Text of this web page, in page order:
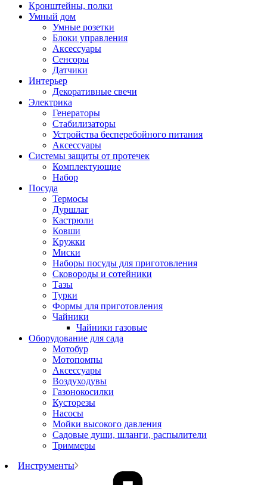
Кронштейны, полки
Умный дом
Умные розетки
Блоки управления
Аксессуары
Сенсоры
Датчики
Интерьер
Декоративные свечи
Электрика
Генераторы
Стабилизаторы
Устройства бесперебойного питания
Аксессуары
Системы защиты от протечек
Комплектующие
Набор
Посуда
Термосы
Дуршлаг
Кастрюли
Ковши
Кружки
Миски
Наборы посуды для приготовления
Сковороды и сотейники
Тазы
Турки
Формы для приготовления
Чайники
Чайники газовые
Оборудование для сада
Мотобур
Мотопомпы
Аксессуары
Воздуходувы
Газонокосилки
Кусторезы
Насосы
Мойки высокого давления
Садовые души, шланги, распылители
Триммеры
Инструменты